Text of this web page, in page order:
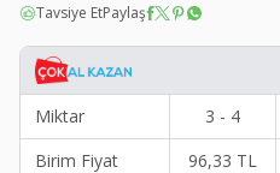
Tavsiye EtPaylaş
Miktar 3 - 4
Birim Fiyat
96,33 TL